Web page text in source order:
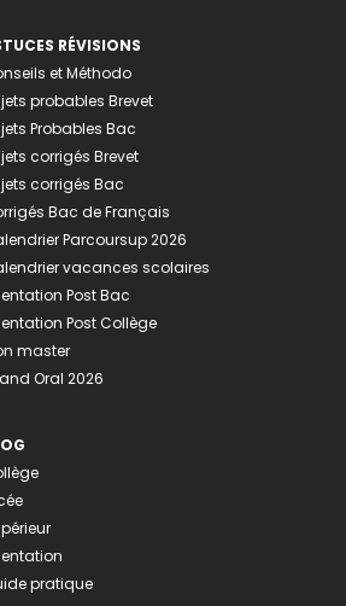
RÉVISIONS
et Méthodo
probables Brevet
Probables Bac
corrigés Brevet
corrigés Bac
Bac de Français
Parcoursup 2026
vacances scolaires
Post Bac
Post Collège
master
Oral 2026
pratique